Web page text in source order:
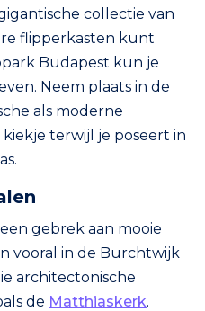
collectie van
flipperkasten kunt
Budapest kun je
Neem plaats in de
als moderne
terwijl je poseert in
gebrek aan mooie
vooral in de Burchtwijk
architectonische
de Matthiaskerk.